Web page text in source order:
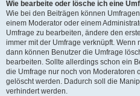
Wie bearbeite oder lösche ich eine
Wie bei den Beiträgen können
einem Moderator oder einem
Umfrage zu bearbeiten, ändere den
immer mit der Umfrage verknüpft.
dann können Benutzer die Umfrage
bearbeiten. Sollte allerdings schon ein
die Umfrage nur noch von Moderatoren
gelöscht werden. Dadurch soll die
verhindert werden.